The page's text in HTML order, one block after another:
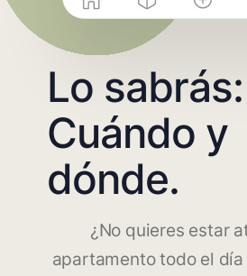
Lo sabrás:
Cuándo y
dónde.
¿No quieres estar
apartamento todo el